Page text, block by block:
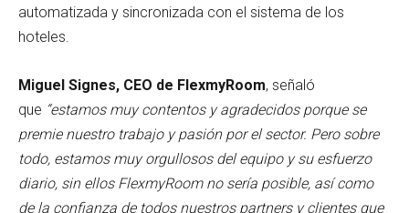
automatizada y sincronizada con el sistema de los
hoteles.
Miguel Signes, CEO de FlexmyRoom, señaló
que “estamos muy contentos y agradecidos porque se
premie nuestro trabajo y pasión por el sector. Pero sobre
todo, estamos muy orgullosos del equipo y su esfuerzo
diario, sin ellos FlexmyRoom no sería posible, así como
de la confianza de todos nuestros partners y clientes que